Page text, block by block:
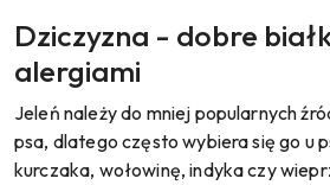
Dziczyzna - dobre
alergiami
Jeleń należy do mniej popularnych
psa, dlatego często wybiera się go u
kurczaka, wołowinę, indyka czy